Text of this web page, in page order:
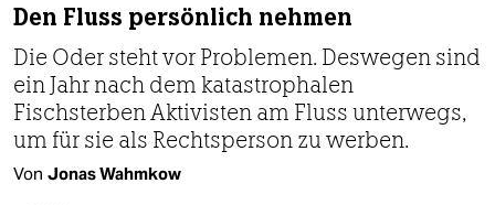
Den Fluss persönlich nehmen
Die Oder steht vor Problemen. Deswegen sind
ein Jahr nach dem katastrophalen
Fischsterben Aktivisten am Fluss unterwegs,
um für sie als Rechtsperson zu werben.
Von Jonas Wahmkow